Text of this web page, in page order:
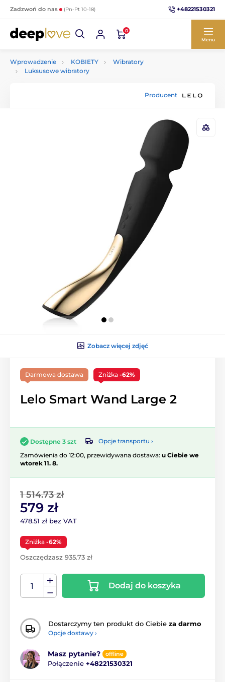
Zadzwoń do nas (Pn-Pt 10-18) +48221530321
0
Menu
Wprowadzenie KOBIETY
Wibratory
Luksusowe wibratory
Producent
Zobacz więcej zdjęć
Darmowa dostawa Zniżka -62%
Lelo Smart Wand Large 2
Dostępne 3 szt
Opcje transportu ›
Zamówienia do 12:00, przewidywana dostawa: u Ciebie we
wtorek 11. 8.
1 514.73 zł
579 zł
478.51 zł bez VAT
Zniżka -62%
Oszczędzasz 935.73 zł
Dodaj do koszyka
Dostarczymy ten produkt do Ciebie za darmo
Opcje dostawy ›
Masz pytanie? offline
Połączenie +48221530321